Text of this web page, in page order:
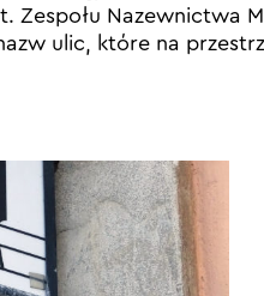
Zespołu Nazewnictwa
ulic, które na